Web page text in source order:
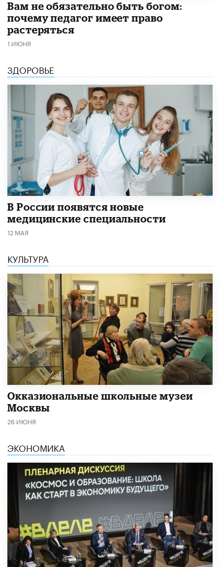
​Вам не обязательно быть богом:
почему педагог имеет право
растеряться
1 ИЮНЯ
ЗДОРОВЬЕ
В России появятся новые
медицинские специальности
12 МАЯ
КУЛЬТУРА
​Окказиональные школьные музеи
Москвы
26 ИЮНЯ
ЭКОНОМИКА